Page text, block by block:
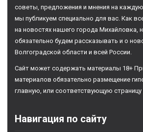
советы, предложения и мнения на
мы публикуем специально для вас. Как
на новостях нашего города Михайловка,
обязательно будем рассказывать и о
Волгоградской области и всей России.
Сайт может содержать материалы 18+
материалов обязательно размещение
главную, или соответствующую страницу
Навигация по сайту